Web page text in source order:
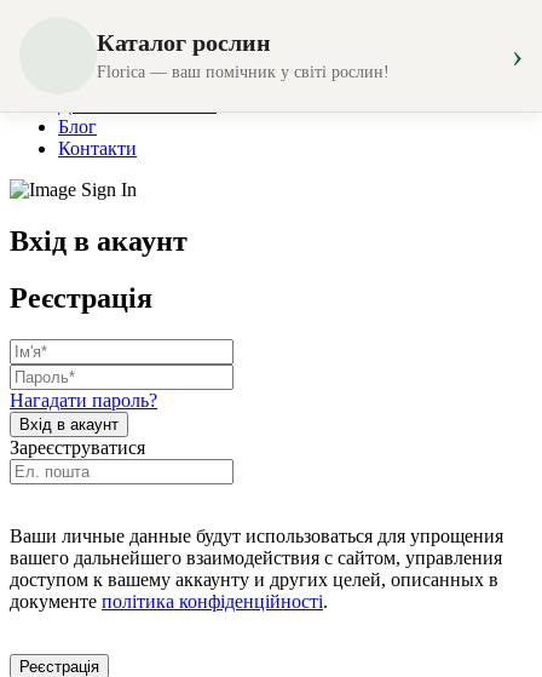
Магазин
Створення композицій
Блог
Контакти
Вхід в акаунт
Реєстрація
Нагадати пароль?
Зареєструватися
Ваши личные данные будут использоваться для упрощения
вашего дальнейшего взаимодействия с сайтом, управления
доступом к вашему аккаунту и других целей, описанных в
документе політика конфіденційності.
Каталог рослин
Florica — ваш помічник у світі рослин! ›